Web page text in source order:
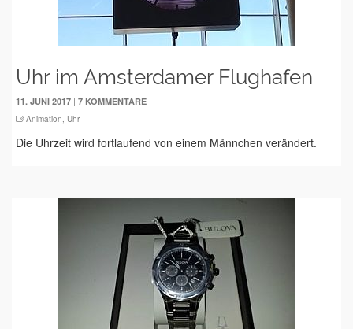
Uhr im Amsterdamer Flughafen
11. JUNI 2017 | 7 KOMMENTARE
Animation, Uhr
Die Uhrzeit wird fortlaufend von einem Männchen verändert.